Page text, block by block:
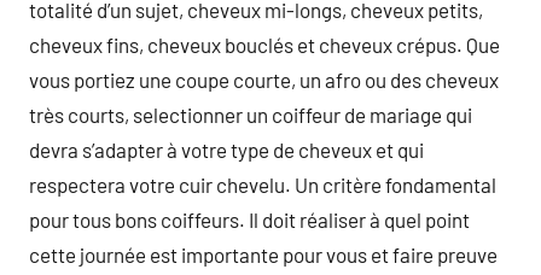
totalité d’un sujet, cheveux mi-longs, cheveux petits,
cheveux fins, cheveux bouclés et cheveux crépus. Que
vous portiez une coupe courte, un afro ou des cheveux
très courts, selectionner un coiffeur de mariage qui
devra s’adapter à votre type de cheveux et qui
respectera votre cuir chevelu. Un critère fondamental
pour tous bons coiffeurs. Il doit réaliser à quel point
cette journée est importante pour vous et faire preuve